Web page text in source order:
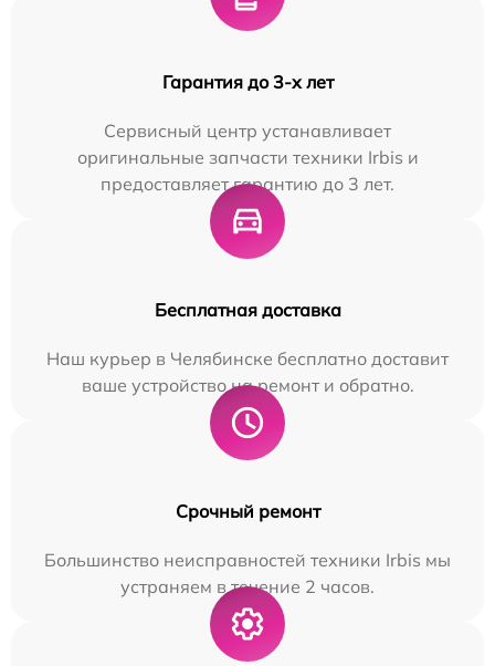
Гарантия до 3-х лет
Сервисный центр устанавливает
оригинальные запчасти техники Irbis и
предоставляет гарантию до 3 лет.
Бесплатная доставка
Наш курьер в Челябинске бесплатно доставит
ваше устройство на ремонт и обратно.
Срочный ремонт
Большинство неисправностей техники Irbis мы
устраняем в течение 2 часов.